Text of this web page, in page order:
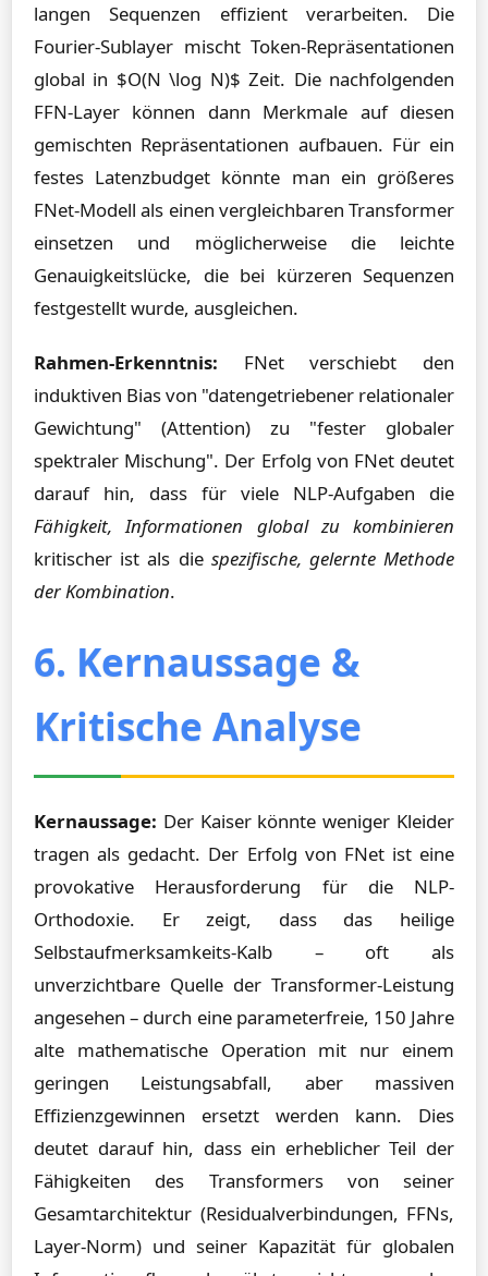
langen Sequenzen effizient verarbeiten. Die
Fourier-Sublayer mischt Token-Repräsentationen
global in $O(N \log N)$ Zeit. Die nachfolgenden
FFN-Layer können dann Merkmale auf diesen
gemischten Repräsentationen aufbauen. Für ein
festes Latenzbudget könnte man ein größeres
FNet-Modell als einen vergleichbaren Transformer
einsetzen und möglicherweise die leichte
Genauigkeitslücke, die bei kürzeren Sequenzen
festgestellt wurde, ausgleichen.
Rahmen-Erkenntnis: FNet verschiebt den
induktiven Bias von "datengetriebener relationaler
Gewichtung" (Attention) zu "fester globaler
spektraler Mischung". Der Erfolg von FNet deutet
darauf hin, dass für viele NLP-Aufgaben die
Fähigkeit, Informationen global zu kombinieren
kritischer ist als die spezifische, gelernte Methode
der Kombination.
6. Kernaussage &
Kritische Analyse
Kernaussage: Der Kaiser könnte weniger Kleider
tragen als gedacht. Der Erfolg von FNet ist eine
provokative Herausforderung für die NLP-
Orthodoxie. Er zeigt, dass das heilige
Selbstaufmerksamkeits-Kalb – oft als
unverzichtbare Quelle der Transformer-Leistung
angesehen – durch eine parameterfreie, 150 Jahre
alte mathematische Operation mit nur einem
geringen Leistungsabfall, aber massiven
Effizienzgewinnen ersetzt werden kann. Dies
deutet darauf hin, dass ein erheblicher Teil der
Fähigkeiten des Transformers von seiner
Gesamtarchitektur (Residualverbindungen, FFNs,
Layer-Norm) und seiner Kapazität für globalen